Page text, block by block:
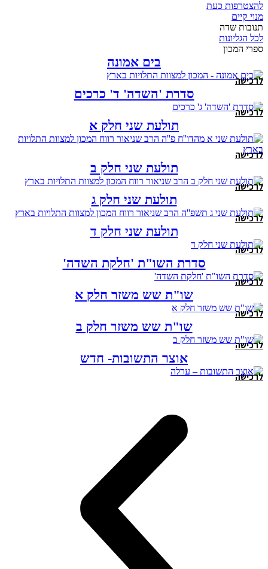
להצטרפות כעת
מנוי קיים
תנובות שדה
לכל הגליונות
ספרי המכון
בים אמונה
לרכישה
סדרת 'השדה' ד' כרכים
לרכישה
תולעת שני חלק א
לרכישה
תולעת שני חלק ב
לרכישה
תולעת שני חלק ג
לרכישה
תולעת שני חלק ד
לרכישה
סדרת השו"ת 'חלקת השדה'
לרכישה
שו"ת שש משזר חלק א
לרכישה
שו"ת שש משזר חלק ב
לרכישה
אוצר התשובות- חדש
לרכישה